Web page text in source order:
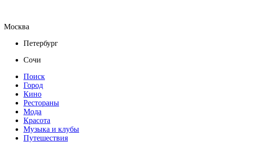
Москва
Петербург
Сочи
Поиск
Город
Кино
Рестораны
Мода
Красота
Музыка и клубы
Путешествия